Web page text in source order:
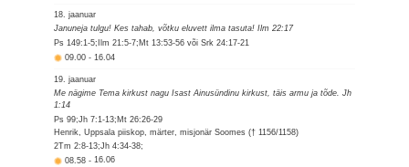
18. jaanuar
Januneja tulgu! Kes tahab, võtku eluvett ilma tasuta! Ilm 22:17
Ps 149:1-5;Ilm 21:5-7;Mt 13:53-56 või Srk 24:17-21
09.00- 16.04
19. jaanuar
Me nägime Tema kirkust nagu Isast Ainusündinu kirkust, täis armu ja tõde. Jh
1:14
Ps 99;Jh 7:1-13;Mt 26:26-29
Henrik, Uppsala piiskop, märter, misjonär Soomes († 1156/1158)
2Tm 2:8-13;Jh 4:34-38;
08.58-16.06